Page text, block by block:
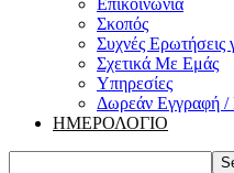
Επικοινωνία
Σκοπός
Συχνές Ερωτήσεις
Σχετικά Με Εμάς
Υπηρεσίες
Δωρεάν Εγγραφή /
ΗΜΕΡΟΛΟΓΙΟ